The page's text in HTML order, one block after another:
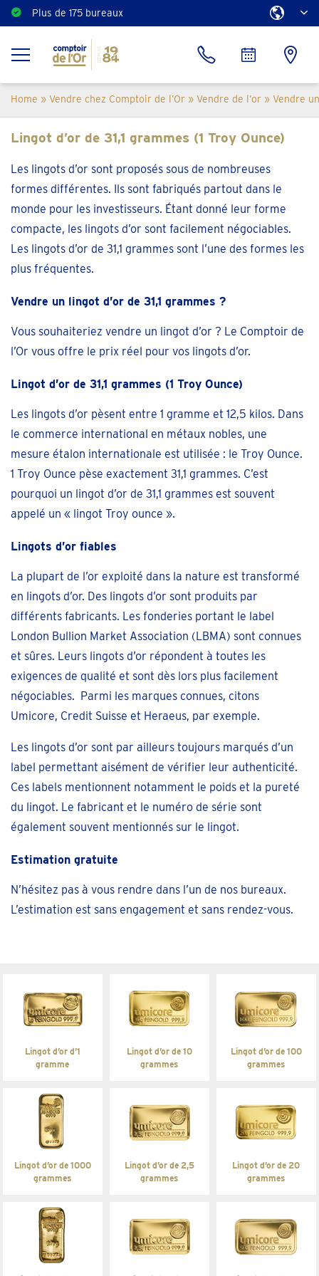
Plus de 175 bureaux
Home » Vendre chez Comptoir de l’Or » Vendre de l’or » Vendre
Lingot d’or de 31,1 grammes (1 Troy Ounce)
Les lingots d’or sont proposés sous de nombreuses
formes différentes. Ils sont fabriqués partout dans le
monde pour les investisseurs. Étant donné leur forme
compacte, les lingots d’or sont facilement négociables.
Les lingots d’or de 31,1 grammes sont l’une des formes les
plus fréquentes.
Vendre un lingot d’or de 31,1 grammes ?
Vous souhaiteriez vendre un lingot d’or ? Le Comptoir de
l’Or vous offre le prix réel pour vos lingots d’or.
Lingot d’or de 31,1 grammes (1 Troy Ounce)
Les lingots d’or pèsent entre 1 gramme et 12,5 kilos. Dans
le commerce international en métaux nobles, une
mesure étalon internationale est utilisée : le Troy Ounce.
1 Troy Ounce pèse exactement 31,1 grammes. C’est
pourquoi un lingot d’or de 31,1 grammes est souvent
appelé un « lingot Troy ounce ».
Lingots d’or fiables
La plupart de l’or exploité dans la nature est transformé
en lingots d’or. Des lingots d’or sont produits par
différents fabricants. Les fonderies portant le label
London Bullion Market Association (LBMA) sont connues
et sûres. Leurs lingots d’or répondent à toutes les
exigences de qualité et sont dès lors plus facilement
négociables. Parmi les marques connues, citons
Umicore, Credit Suisse et Heraeus, par exemple.
Les lingots d’or sont par ailleurs toujours marqués d’un
label permettant aisément de vérifier leur authenticité.
Ces labels mentionnent notamment le poids et la pureté
du lingot. Le fabricant et le numéro de série sont
également souvent mentionnés sur le lingot.
Estimation gratuite
N’hésitez pas à vous rendre dans l’un de nos bureaux.
L’estimation est sans engagement et sans rendez-vous.
Lingot d’or d’1
gramme
Lingot d’or de 10
grammes
Lingot d’or de 100
grammes
Lingot d’or de 1000
grammes
Lingot d’or de 2,5
grammes
Lingot d’or de 20
grammes